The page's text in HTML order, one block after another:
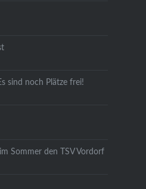
sind noch Plätze frei!
Sommer den TSV Vordorf